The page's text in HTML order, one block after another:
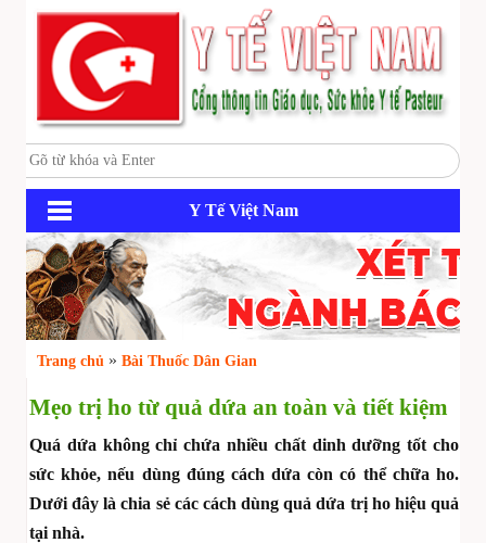
Y Tế Việt Nam
Trang chủ » Bài Thuốc Dân Gian
Mẹo trị ho từ quả dứa an toàn và tiết kiệm
Quá dứa không chỉ chứa nhiều chất dinh dưỡng tốt cho
sức khỏe, nếu dùng đúng cách dứa còn có thể chữa ho.
Dưới đây là chia sẻ các cách dùng quả dứa trị ho hiệu quả
tại nhà.